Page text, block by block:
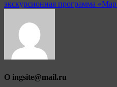
экскурсионная программа
О ingsite@mail.ru